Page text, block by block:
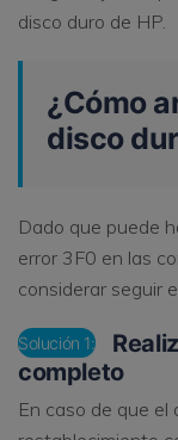
disco duro de HP.
¿Cómo
disco
Dado que puede
error 3F0 en las
considerar seguir
Solución 1:
completo
En caso de que el